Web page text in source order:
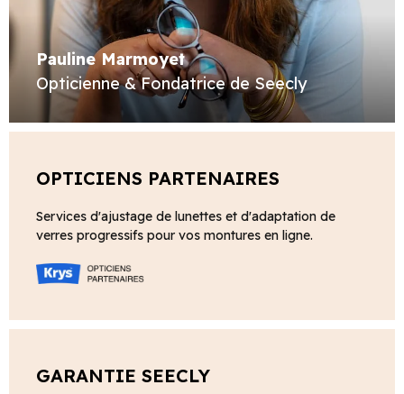
Pauline Marmoyet
Opticienne & Fondatrice de Seecly
OPTICIENS PARTENAIRES
Services d'ajustage de lunettes et d'adaptation de
verres progressifs pour vos montures en ligne.
GARANTIE SEECLY